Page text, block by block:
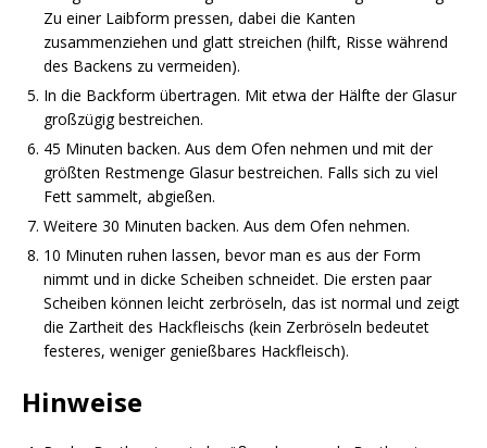
Zu einer Laibform pressen, dabei die Kanten
zusammenziehen und glatt streichen (hilft, Risse während
des Backens zu vermeiden).
In die Backform übertragen. Mit etwa der Hälfte der Glasur
großzügig bestreichen.
45 Minuten backen. Aus dem Ofen nehmen und mit der
größten Restmenge Glasur bestreichen. Falls sich zu viel
Fett sammelt, abgießen.
Weitere 30 Minuten backen. Aus dem Ofen nehmen.
10 Minuten ruhen lassen, bevor man es aus der Form
nimmt und in dicke Scheiben schneidet. Die ersten paar
Scheiben können leicht zerbröseln, das ist normal und zeigt
die Zartheit des Hackfleischs (kein Zerbröseln bedeutet
festeres, weniger genießbares Hackfleisch).
Hinweise